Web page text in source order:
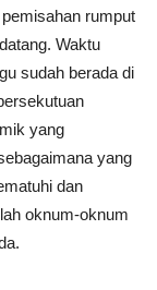
rumput
Waktu
sudah berada di
yang
yang
dan
oknum-oknum